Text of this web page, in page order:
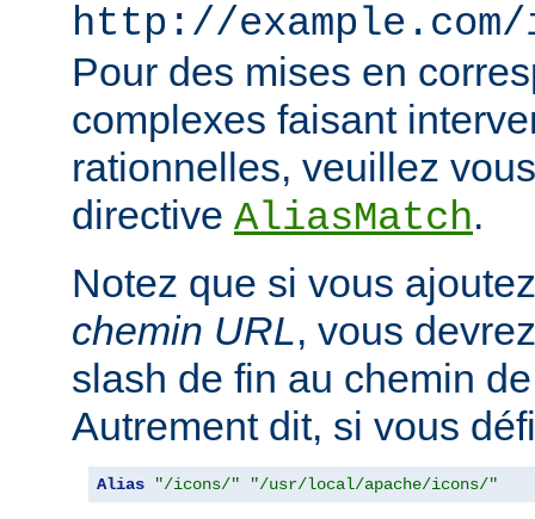
http://
Pour des mises en
complexes faisant
rationnelles, veuillez
directive AliasMatch.
Notez que si vous
chemin URL, vous
slash de fin au chemin
Autrement dit, si vous
Alias "/icons/" "/usr/local/apache/icons/"